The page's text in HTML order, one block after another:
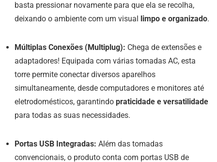
basta pressionar novamente para que ela se recolha,
deixando o ambiente com um visual limpo e organizado.
Múltiplas Conexões (Multiplug): Chega de extensões e
adaptadores! Equipada com várias tomadas AC, esta
torre permite conectar diversos aparelhos
simultaneamente, desde computadores e monitores até
eletrodomésticos, garantindo praticidade e versatilidade
para todas as suas necessidades.
Portas USB Integradas: Além das tomadas
convencionais, o produto conta com portas USB de